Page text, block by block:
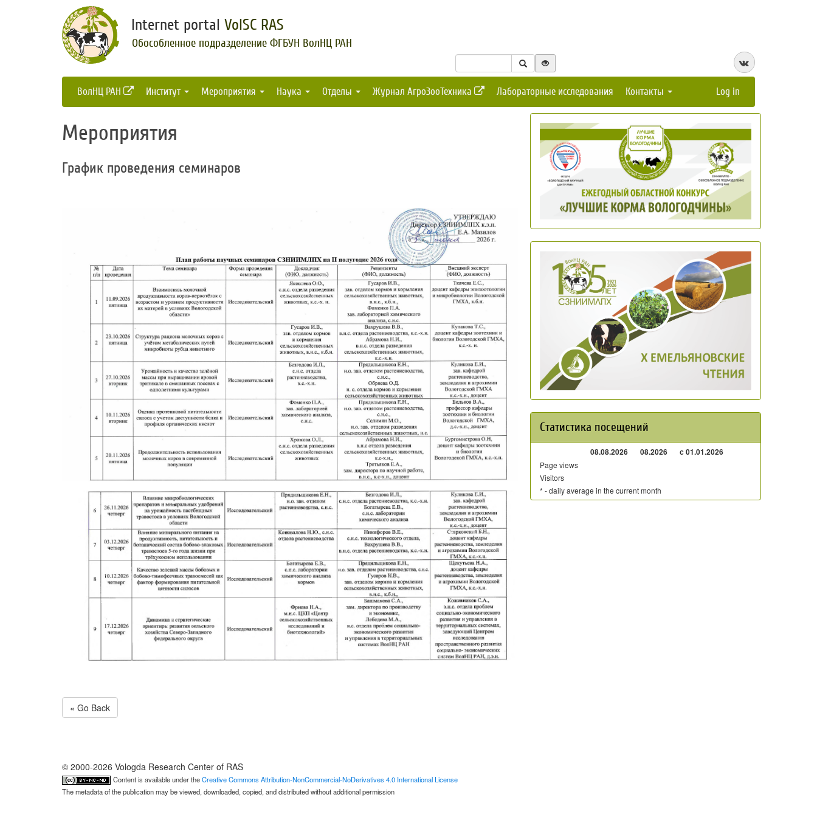
Internet portal VolSC RAS
Обособленное подразделение ФГБУН ВолНЦ РАН
ВолНЦ РАН Институт Мероприятия Наука Отделы Журнал АгроЗооТехника Лабораторные исследования Контакты Log in
Мероприятия
График проведения семинаров
« Go Back
Статистика посещений
08.08.2026 08.2026 с 01.01.2026
Page views
Visitors
* - daily average in the current month
© 2000-2026 Vologda Research Center of RAS
Content is available under theCreative Commons Attribution-NonCommercial-NoDerivatives 4.0 International License
The metadata of the publication may be viewed, downloaded, copied, and distributed without additional permission